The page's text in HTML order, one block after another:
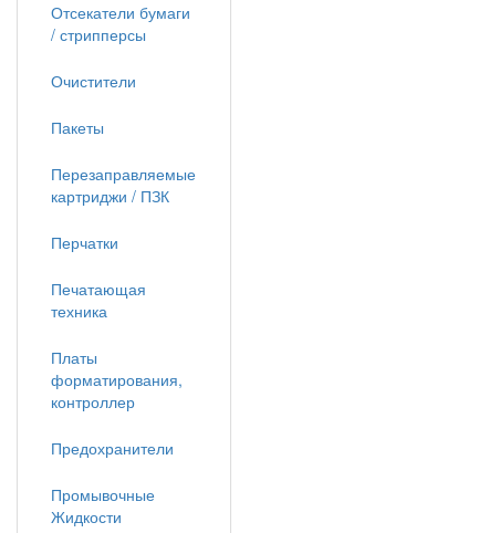
Отсекатели бумаги
/ стрипперсы
Очистители
Пакеты
Перезаправляемые
картриджи / ПЗК
Перчатки
Печатающая
техника
Платы
форматирования,
контроллер
Предохранители
Промывочные
Жидкости